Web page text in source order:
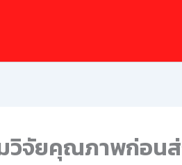
วิจัยคุณภาพก่อ